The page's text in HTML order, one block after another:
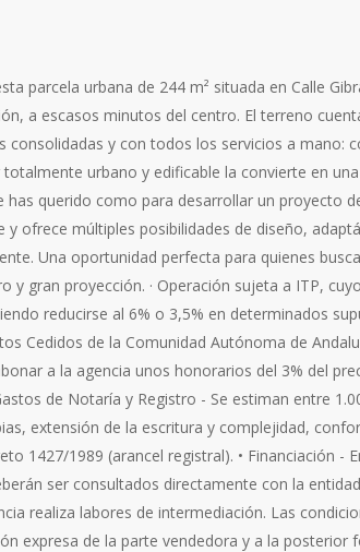
parcela urbana de 244 m² situada en Calle
a escasos minutos del centro. El terreno
consolidadas y con todos los servicios a mano:
totalmente urbano y edificable la convierte en
has querido como para desarrollar un proyecto
y ofrece múltiples posibilidades de diseño,
Una oportunidad perfecta para quienes
y gran proyección. · Operación sujeta a ITP,
reducirse al 6% o 3,5% en determinados
Cedidos de la Comunidad Autónoma de
a la agencia unos honorarios del 3% del
de Notaría y Registro - Se estiman entre
extensión de la escritura y complejidad,
1427/1989 (arancel registral). • Financiación -
ser consultados directamente con la
realiza labores de intermediación. Las
expresa de la parte vendedora y a la posterior